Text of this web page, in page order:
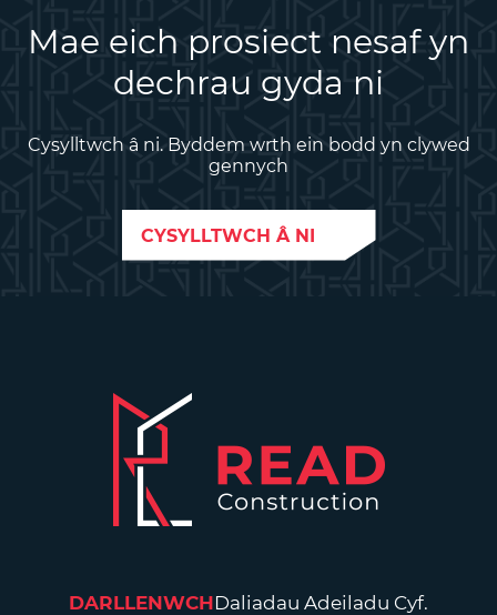
Mae eich prosiect nesaf yn
dechrau gyda ni
Cysylltwch â ni. Byddem wrth ein bodd yn clywed
gennych
CYSYLLTWCH Â NI
DARLLENWCHDaliadau Adeiladu Cyf.